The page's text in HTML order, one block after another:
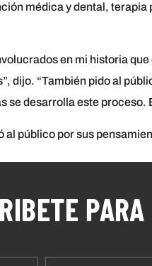
médica y dental,
en mi historia
dijo. “También pido al
se desarrolla este proceso.
al público por sus